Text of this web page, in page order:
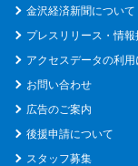
金沢経済新聞について
プレスリリース・情
アクセスデータの利用
お問い合わせ
広告のご案内
後援申請について
スタッフ募集